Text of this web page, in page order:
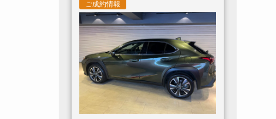
ボンサイドエアスプリッター
カーボンエンジンルーム パッ
センジャーディスプレイ アダ
プティブヘッドライトシステ
ム 入庫しました。
ご成約情報